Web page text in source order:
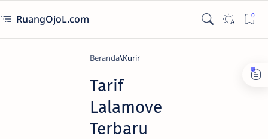
RuangOjoL.com
Beranda Kurir
Tarif
Lalamove
Terbaru